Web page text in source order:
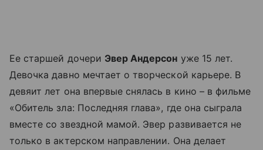
Ее старшей дочери Эвер Андерсон уже 15 лет.
Девочка давно мечтает о творческой карьере. В
девяит лет она впервые снялась в кино – в фильме
«Обитель зла: Последняя глава», где она сыграла
вместе со звездной мамой. Эвер развивается не
только в актерском направлении. Она делает